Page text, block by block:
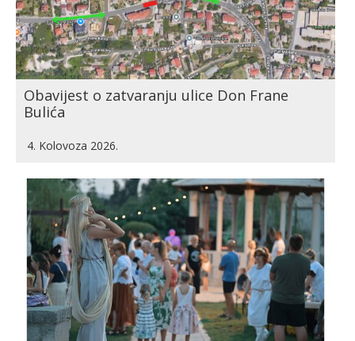
Obavijest o zatvaranju ulice Don Frane
Bulića
4. Kolovoza 2026.